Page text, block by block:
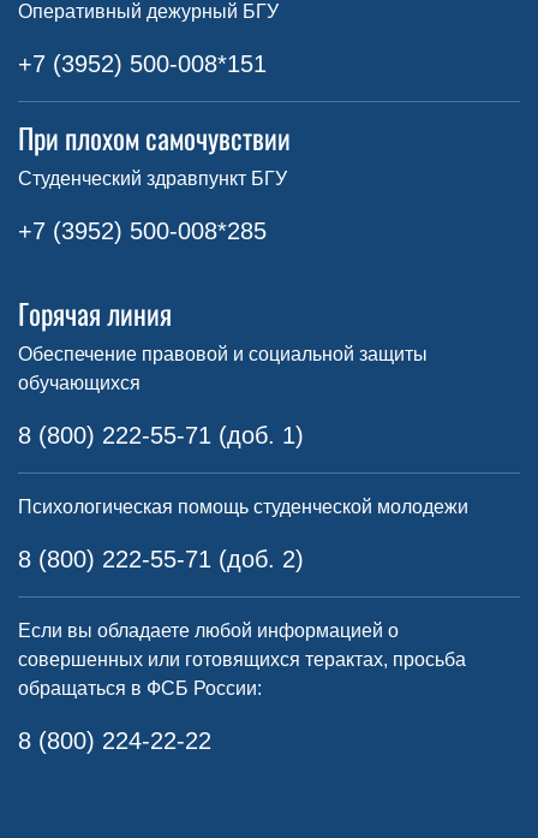
Оперативный дежурный БГУ
+7 (3952) 500-008*151
При плохом самочувствии
Студенческий здравпункт БГУ
+7 (3952) 500-008*285
Горячая линия
Обеспечение правовой и социальной защиты
обучающихся
8 (800) 222-55-71 (доб. 1)
Психологическая помощь студенческой молодежи
8 (800) 222-55-71 (доб. 2)
Если вы обладаете любой информацией о
совершенных или готовящихся терактах, просьба
обращаться в ФСБ России:
8 (800) 224-22-22